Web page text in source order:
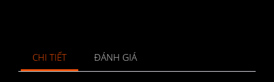
CHI TIẾT ĐÁNH GIÁ